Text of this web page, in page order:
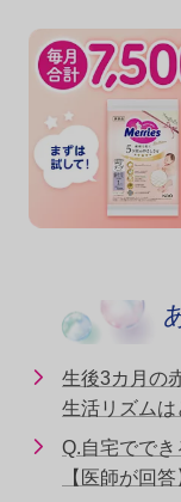
生後3カ月の
生活リズムは
Q.自宅でで
【医師が回答